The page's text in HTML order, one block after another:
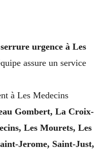
urgence à Les
assure un service
à Les Medecins
Gombert, La Croix-
Les Mourets, Les
Jerome, Saint-Just,